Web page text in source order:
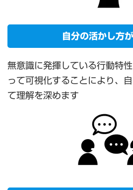
自分の活かし方
無意識に発揮している行動特
って可視化することにより、
て理解を深めます